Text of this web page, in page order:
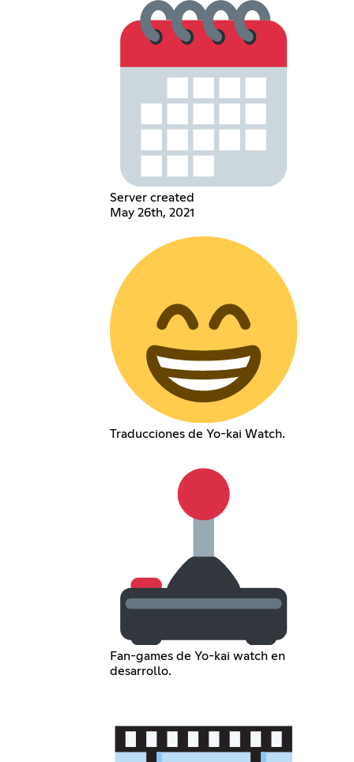
Server created
May 26th, 2021
Traducciones de Yo-kai Watch.
Fan-games de Yo-kai watch en
desarrollo.